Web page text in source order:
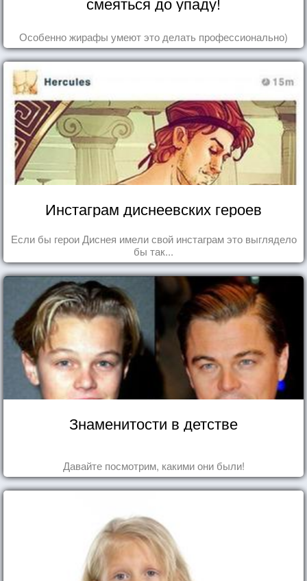
Особенно жирафы умеют это делать профессионально)
Инстаграм диснеевских героев
Если бы герои Диснея имели свой инстаграм это выглядело
бы так...
Знаменитости в детстве
Давайте посмотрим, какими они были!